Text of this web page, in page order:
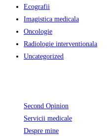
Ecografii
Imagistica medicala
Oncologie
Radiologie interventionala
Uncategorized
Second Opinion
Servicii medicale
Despre mine